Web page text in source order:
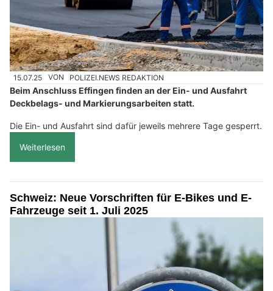
15.07.25 VON POLIZEI.NEWS REDAKTION
Beim Anschluss Effingen finden an der Ein- und Ausfahrt
Deckbelags- und Markierungsarbeiten statt.
Die Ein- und Ausfahrt sind dafür jeweils mehrere Tage gesperrt.
Weiterlesen
Schweiz: Neue Vorschriften für E-Bikes und E-
Fahrzeuge seit 1. Juli 2025